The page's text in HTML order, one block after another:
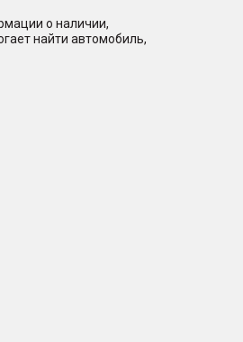
о наличии,
найти автомобиль,